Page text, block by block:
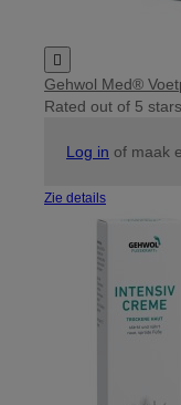

Gehwol Med®
Rated out of 5
Log in of maak
Zie details